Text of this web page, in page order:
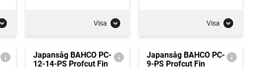
Visa Visa
Japansåg BAHCO PC-
12-14-PS Profcut Fin
Japansåg BAHCO PC-
9-PS Profcut Fin